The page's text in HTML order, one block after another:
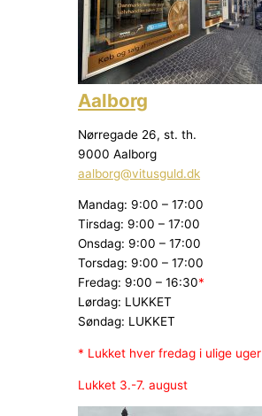
Aalborg
Nørregade 26, st. th.
9000 Aalborg
aalborg@vitusguld.dk
Mandag: 9:00 – 17:00
Tirsdag: 9:00 – 17:00
Onsdag: 9:00 – 17:00
Torsdag: 9:00 – 17:00
Fredag: 9:00 – 16:30*
Lørdag: LUKKET
Søndag: LUKKET
* Lukket hver fredag i ulige uger
Lukket 3.-7. august